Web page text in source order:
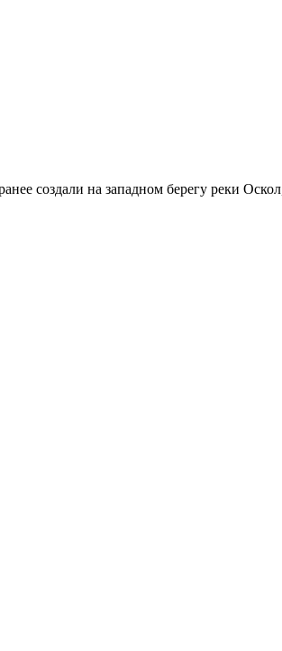
создали на западном берегу реки